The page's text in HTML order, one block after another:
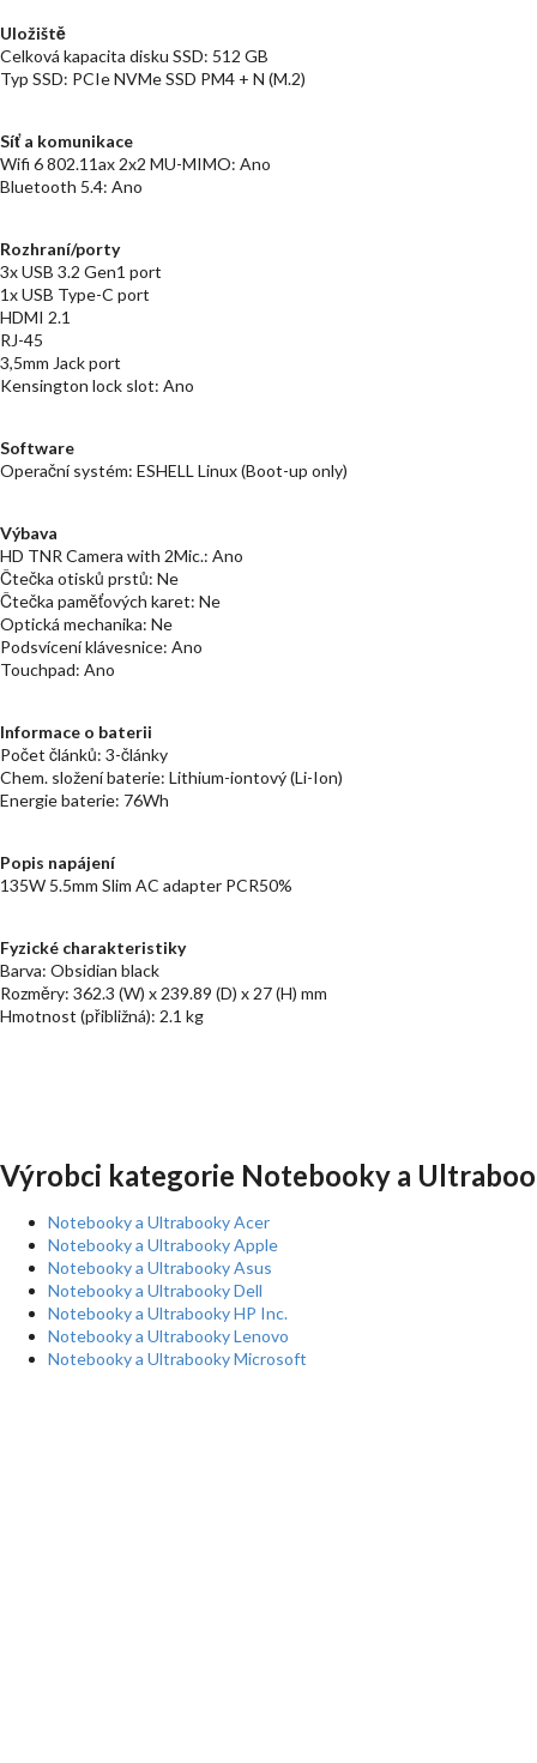
Uložiště
Celková kapacita disku SSD: 512 GB
Typ SSD: PCIe NVMe SSD PM4 + N (M.2)
Síť a komunikace
Wifi 6 802.11ax 2x2 MU-MIMO: Ano
Bluetooth 5.4: Ano
Rozhraní/porty
3x USB 3.2 Gen1 port
1x USB Type-C port
HDMI 2.1
RJ-45
3,5mm Jack port
Kensington lock slot: Ano
Software
Operační systém: ESHELL Linux (Boot-up only)
Výbava
HD TNR Camera with 2Mic.: Ano
Čtečka otisků prstů: Ne
Čtečka paměťových karet: Ne
Optická mechanika: Ne
Podsvícení klávesnice: Ano
Touchpad: Ano
Informace o baterii
Počet článků: 3-články
Chem. složení baterie: Lithium-iontový (Li-Ion)
Energie baterie: 76Wh
Popis napájení
135W 5.5mm Slim AC adapter PCR50%
Fyzické charakteristiky
Barva: Obsidian black
Rozměry: 362.3 (W) x 239.89 (D) x 27 (H) mm
Hmotnost (přibližná): 2.1 kg
Výrobci kategorie Notebooky a
Notebooky a Ultrabooky Acer
Notebooky a Ultrabooky Apple
Notebooky a Ultrabooky Asus
Notebooky a Ultrabooky Dell
Notebooky a Ultrabooky HP Inc.
Notebooky a Ultrabooky Lenovo
Notebooky a Ultrabooky Microsoft